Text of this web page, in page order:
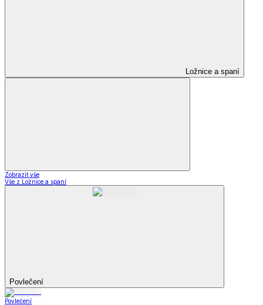
Ložnice a spaní
Zobrazit vše
Vše z Ložnice a spaní
Povlečení
Povlečení